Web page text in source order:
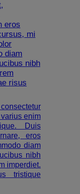
eros
mi
diam
nibh
risus
enim
Duis
eros
diam
nibh
imperdiet.
tristique